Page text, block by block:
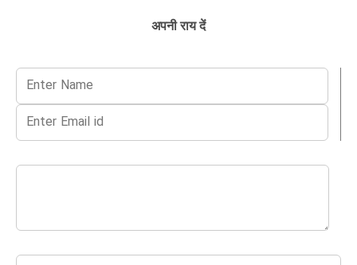
अपनी राय दें